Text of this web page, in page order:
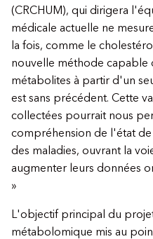
(CRCHUM), qui dirigera
médicale actuelle ne
la fois, comme le
nouvelle méthode capable
métabolites à partir d'un
est sans précédent. Cette
collectées pourrait nous
compréhension de l'état
des maladies, ouvrant la
augmenter leurs données
»
L'objectif principal du
métabolomique mis au